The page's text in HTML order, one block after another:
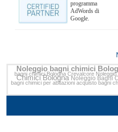
programma
AdWords di
Google.
Noleggio bagni chimici
bagni chimici Bologna Crevalcore
Chimici Bologna Noleggio Bagni
bagni chimici per abitazioni acquisto bagni